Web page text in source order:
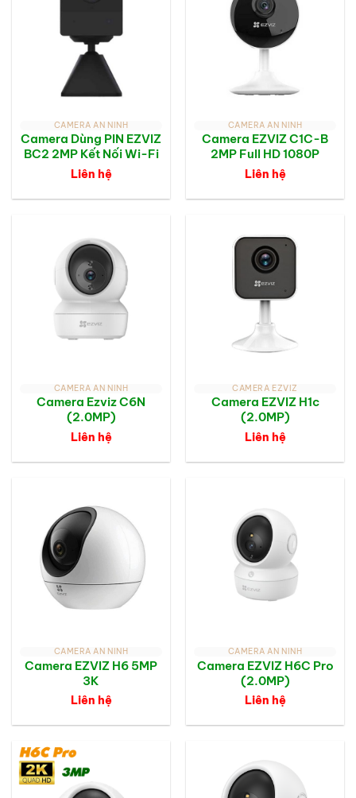
CAMERA AN NINH
Camera Dùng PIN EZVIZ
BC2 2MP Kết Nối Wi-Fi
Liên hệ
CAMERA AN NINH
Camera EZVIZ C1C-B
2MP Full HD 1080P
Liên hệ
CAMERA AN NINH
Camera Ezviz C6N
(2.0MP)
Liên hệ
CAMERA EZVIZ
Camera EZVIZ H1c
(2.0MP)
Liên hệ
CAMERA AN NINH
Camera EZVIZ H6 5MP
3K
Liên hệ
CAMERA AN NINH
Camera EZVIZ H6C Pro
(2.0MP)
Liên hệ